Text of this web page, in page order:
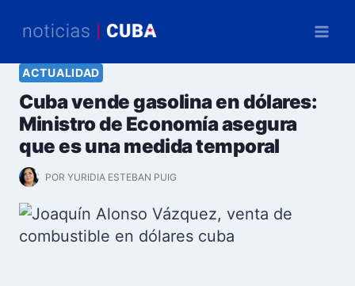
ACTUALIDAD
Cuba vende gasolina en dólares:
Ministro de Economía asegura
que es una medida temporal
POR YURIDIA ESTEBAN PUIG